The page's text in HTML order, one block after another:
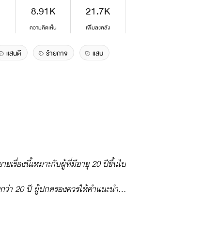
8.91K
ความคิดเห็น
21.7K
เพิ่มลงคลัง
แสนดี ร้ายกาจ แสบ
ยเรื่องนี้เหมาะกับผู้ที่มีอายุ 20 ปีขึ้นไป
า 20 ปี ผู้ปกครองควรให้คำแนะนำ...